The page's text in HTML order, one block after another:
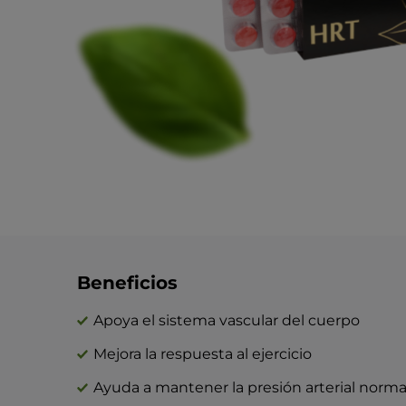
Beneficios
Apoya el sistema vascular del cuerpo
Mejora la respuesta al ejercicio
Ayuda a mantener la presión arterial